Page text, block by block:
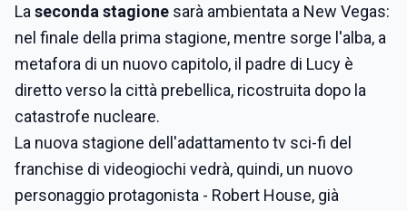
La seconda stagione sarà ambientata a New Vegas:
nel finale della prima stagione, mentre sorge l'alba, a
metafora di un nuovo capitolo, il padre di Lucy è
diretto verso la città prebellica, ricostruita dopo la
catastrofe nucleare.
La nuova stagione dell'adattamento tv sci-fi del
franchise di videogiochi vedrà, quindi, un nuovo
personaggio protagonista - Robert House, già